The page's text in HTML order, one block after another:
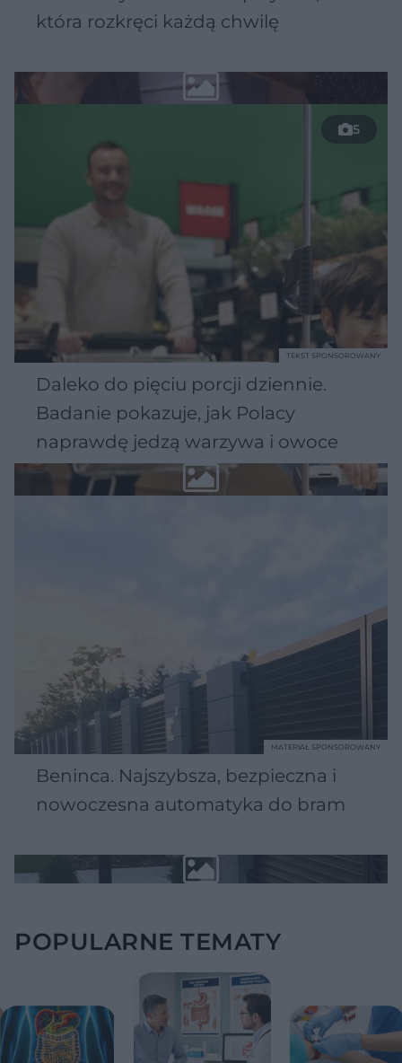
która rozkręci każdą chwilę
5
Daleko do pięciu porcji dziennie.
Badanie pokazuje, jak Polacy
naprawdę jedzą warzywa i owoce
TEKST SPONSOROWANY
Beninca. Najszybsza, bezpieczna i
nowoczesna automatyka do bram
MATERIAŁ SPONSOROWANY
POPULARNE TEMATY